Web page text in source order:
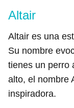
Altair
Altair es una
Su nombre
tienes un perro
alto, el nombre
inspiradora.